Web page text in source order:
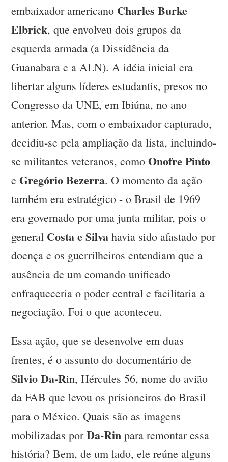
embaixador americano Charles Burke
Elbrick, que envolveu dois grupos da
esquerda armada (a Dissidência da
Guanabara e a ALN). A idéia inicial era
libertar alguns líderes estudantis, presos no
Congresso da UNE, em Ibiúna, no ano
anterior. Mas, com o embaixador capturado,
decidiu-se pela ampliação da lista, incluindo-
se militantes veteranos, comoOnofre Pinto
eGregório Bezerra. O momento da ação
também era estratégico - o Brasil de 1969
era governado por uma junta militar, pois o
general Costa e Silva havia sido afastado por
doença e os guerrilheiros entendiam que a
ausência de um comando unificado
enfraqueceria o poder central e facilitaria a
negociação. Foi o que aconteceu.
Essa ação, que se desenvolve em duas
frentes, é o assunto do documentário de
Silvio Da-Rin, Hércules 56, nome do avião
da FAB que levou os prisioneiros do Brasil
para o México. Quais são as imagens
mobilizadas porDa-Rin para remontar essa
história? Bem, de um lado, ele reúne alguns